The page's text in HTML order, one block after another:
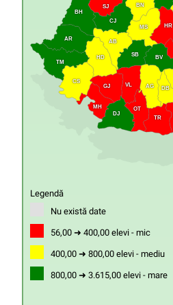
AR
BH
CS
TM
DB
SJ
AG
SB
VL
BV
HR
MS
CJ
HD
AB
BN
DJ
GJ
MH
OT
TR
Legendă
Nu există date
56,00 ➜ 400,00 elevi - mic
400,00 ➜ 800,00 elevi - mediu
800,00 ➜ 3.615,00 elevi - mare